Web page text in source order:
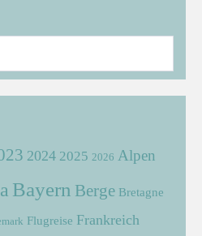
2024 2025 2026 Alpen
Bayern Berge Bretagne
Flugreise Frankreich